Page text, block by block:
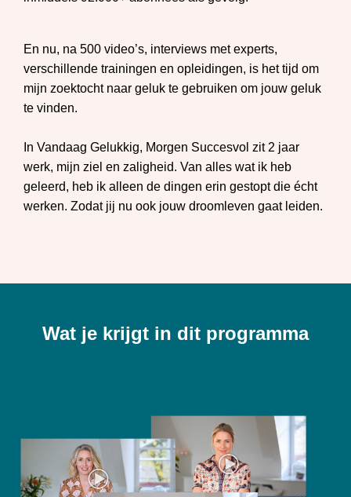
En nu, na 500 video’s, interviews met experts,
verschillende trainingen en opleidingen, is het tijd om
mijn zoektocht naar geluk te gebruiken om jouw geluk
te vinden.
In Vandaag Gelukkig, Morgen Succesvol zit 2 jaar
werk, mijn ziel en zaligheid. Van alles wat ik heb
geleerd, heb ik alleen de dingen erin gestopt die écht
werken. Zodat jij nu ook jouw droomleven gaat leiden.
Wat je krijgt in dit programma